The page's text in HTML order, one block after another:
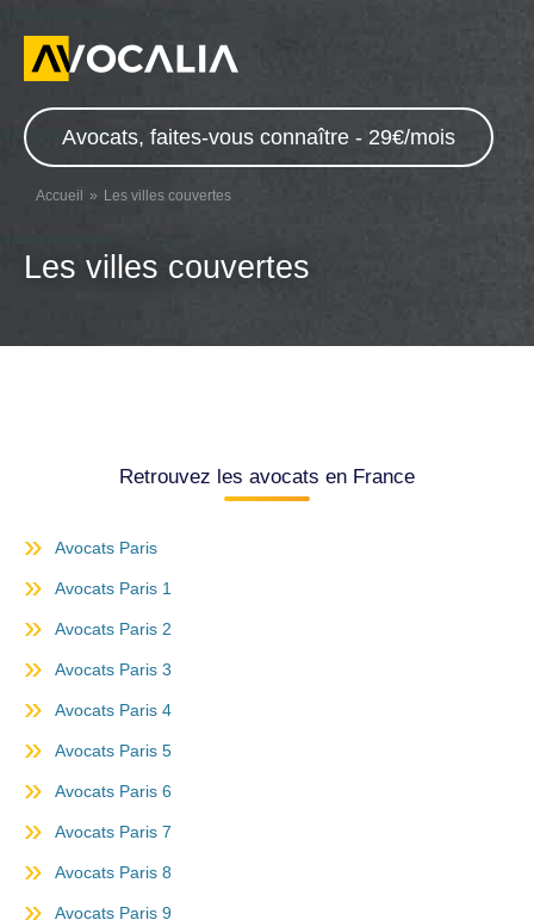
Avocats, faites-vous connaître - 29€/mois
Accueil Les villes couvertes
Les villes couvertes
Retrouvez les avocats en France
Avocats Paris
Avocats Paris 1
Avocats Paris 2
Avocats Paris 3
Avocats Paris 4
Avocats Paris 5
Avocats Paris 6
Avocats Paris 7
Avocats Paris 8
Avocats Paris 9